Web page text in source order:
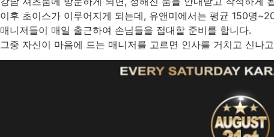
이후 초이스가 이루어지게 되는데, 유앤미에서는 평균 150명
매니저들이 매일 출근하여 손님들을 접대할 준비를 합니다.
그중 자신이 마음에 드는 매니저를 고르면 인사를 거치고 신나